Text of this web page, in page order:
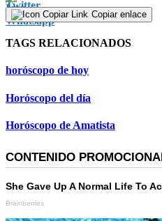
Copiar enlace
TAGS RELACIONADOS
horóscopo de hoy
Horóscopo del día
Horóscopo de Amatista